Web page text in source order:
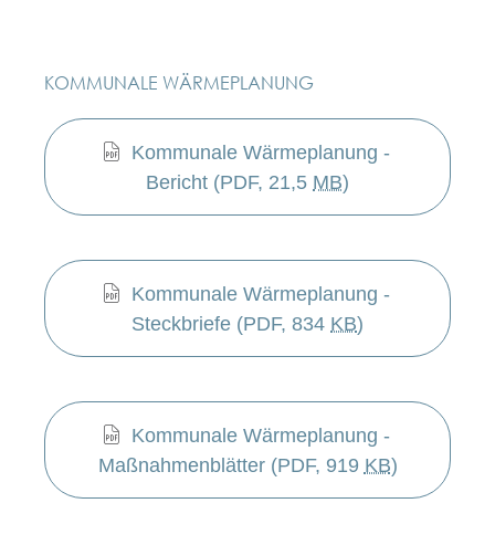
KOMMUNALE WÄRMEPLANUNG
Kommunale Wärmeplanung -
Bericht (PDF, 21,5 MB)
Kommunale Wärmeplanung -
Steckbriefe (PDF, 834 KB)
Kommunale Wärmeplanung -
Maßnahmenblätter (PDF, 919 KB)